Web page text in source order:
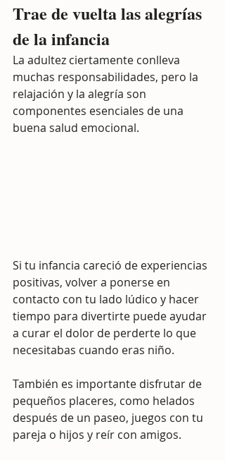
Trae de vuelta las alegrías
de la infancia
La adultez ciertamente conlleva
muchas responsabilidades, pero la
relajación y la alegría son
componentes esenciales de una
buena salud emocional.
Si tu infancia careció de experiencias
positivas, volver a ponerse en
contacto con tu lado lúdico y hacer
tiempo para divertirte puede ayudar
a curar el dolor de perderte lo que
necesitabas cuando eras niño.
También es importante disfrutar de
pequeños placeres, como helados
después de un paseo, juegos con tu
pareja o hijos y reír con amigos.